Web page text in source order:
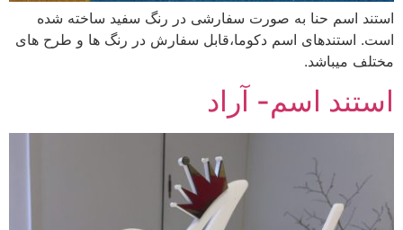
استند اسم حنا به صورت سفارشی در رنگ سفید ساخته شده
است. استندهای اسم دکوما،قابل سفارش در رنگ ها و طرح های
مختلف میباشد.
استند اسم- آراد